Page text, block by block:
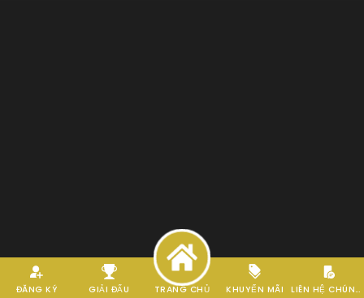
ĐĂNG KÝ GIẢI ĐẤU TRANG CHỦ KHUYẾN MÃI LIÊN HỆ CHÚNG TÔI